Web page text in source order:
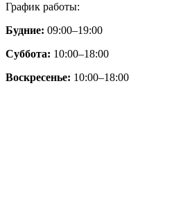
График работы:
Будние: 09:00–19:00
Суббота: 10:00–18:00
Воскресенье: 10:00–18:00